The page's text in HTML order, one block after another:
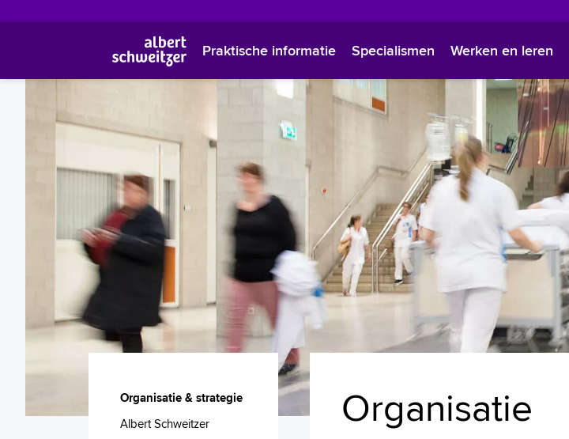
Praktische informatie Specialismen Werken en leren
Organisatie & strategie
Albert Schweitzer
Organisatie